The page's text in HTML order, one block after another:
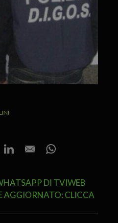
DI TVIWEB
AGGIORNATO: CLICCA